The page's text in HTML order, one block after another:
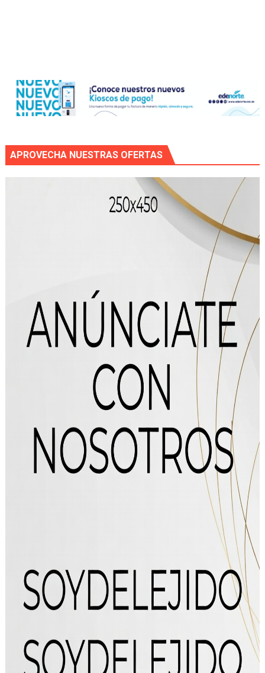
APROVECHA NUESTRAS OFERTAS